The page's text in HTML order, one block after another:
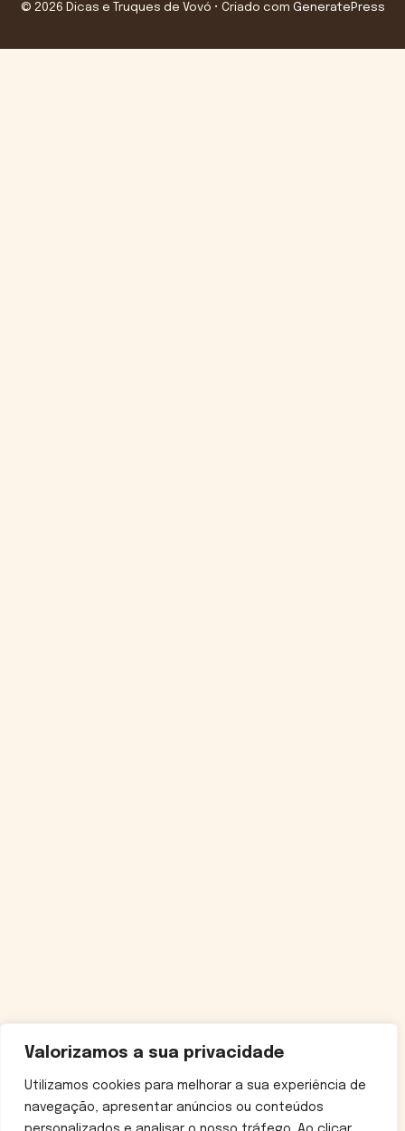
Valorizamos a sua privacidade
Utilizamos cookies para melhorar a sua experiência de
navegação, apresentar anúncios ou conteúdos
© 2026 Dicas e Truques de Vovó • Criado com GeneratePress